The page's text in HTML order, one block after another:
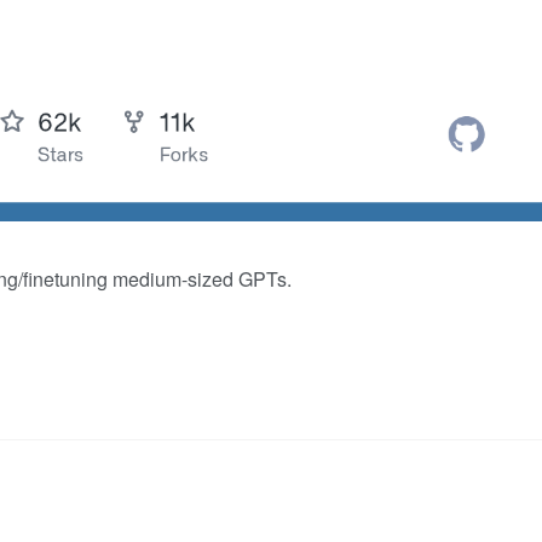
finetuning medium-sized GPTs.